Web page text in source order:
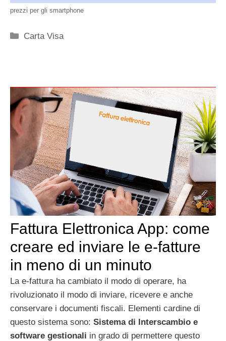
prezzi per gli smartphone
Categorie
Carta Visa
Fattura Elettronica App: come
creare ed inviare le e-fatture
in meno di un minuto
La e-fattura ha cambiato il modo di operare, ha
rivoluzionato il modo di inviare, ricevere e anche
conservare i documenti fiscali. Elementi cardine di
questo sistema sono: Sistema di Interscambio e
software gestionali in grado di permettere questo